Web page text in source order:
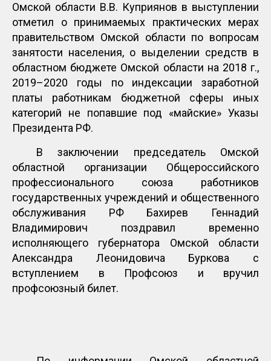
Омской области В.В. Куприянов в выступлении
отметил о принимаемых практических мерах
правительством Омской области по вопросам
занятости населения, о выделении средств в
областном бюджете Омской области на 2018 г.,
2019–2020 годы по индексации заработной
платы работникам бюджетной сферы иных
категорий не попавшие под «майские» Указы
Президента РФ.
В заключении председатель Омской
областной организации Общероссийского
профессионального союза работников
государственных учреждений и общественного
обслуживания РФ Бахирев Геннадий
Владимирович поздравил временно
исполняющего губернатора Омской области
Александра Леонидовича Буркова с
вступлением в Профсоюз и вручил
профсоюзный билет.